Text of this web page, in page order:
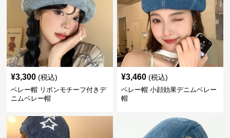
¥3,300 (税込)
ベレー帽 リボンモチーフ付きデ
ニムベレー帽
¥3,460 (税込)
ベレー帽 小顔効果デニムベレー
帽